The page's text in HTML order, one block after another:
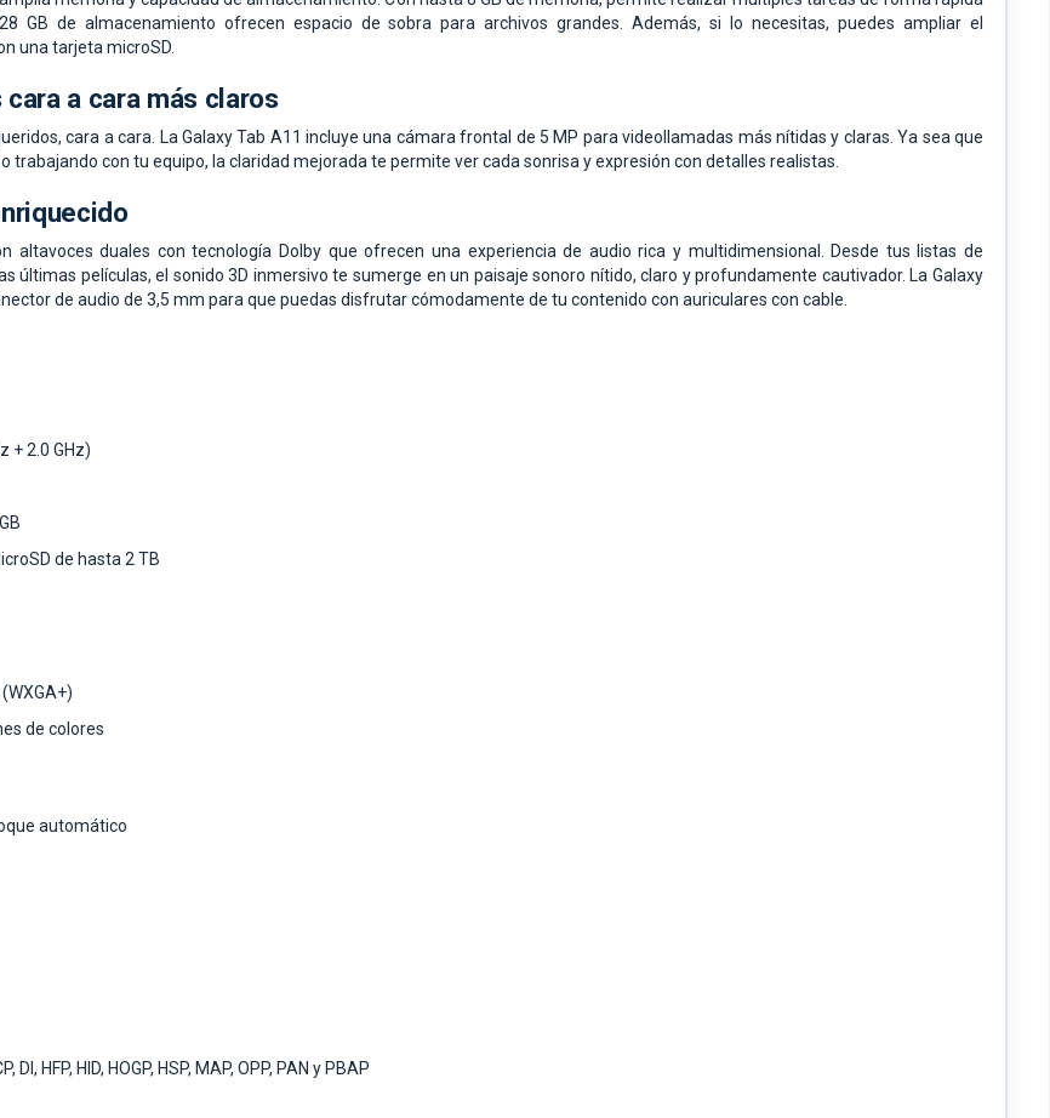
GB de almacenamiento ofrecen espacio de sobra para archivos grandes. Además, si lo necesitas, puedes ampliar el
una tarjeta microSD.
a cara más claros
cara a cara. La Galaxy Tab A11 incluye una cámara frontal de 5 MP para videollamadas más nítidas y claras. Ya sea que
trabajando con tu equipo, la claridad mejorada te permite ver cada sonrisa y expresión con detalles realistas.
altavoces duales con tecnología Dolby que ofrecen una experiencia de audio rica y multidimensional. Desde tus listas de
últimas películas, el sonido 3D inmersivo te sumerge en un paisaje sonoro nítido, claro y profundamente cautivador. La Galaxy
de audio de 3,5 mm para que puedas disfrutar cómodamente de tu contenido con auriculares con cable.
+ 2.0 GHz)
de hasta 2 TB
de colores
automático
HFP, HID, HOGP, HSP, MAP, OPP, PAN y PBAP